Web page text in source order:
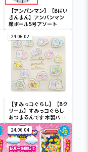
【アンパンマン】【Bばい
きんまん】アンパンマン
顔ボール5号アソート
24.06.02
【すみっコぐらし】【Bク
リーム】すみっコぐらし
あつまるんです 木製パズ
ル
24.06.04